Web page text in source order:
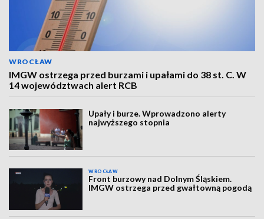
WROCŁAW
IMGW ostrzega przed burzami i upałami do 38 st. C. W
14 województwach alert RCB
Upały i burze. Wprowadzono alerty
najwyższego stopnia
WROCŁAW
Front burzowy nad Dolnym Śląskiem.
IMGW ostrzega przed gwałtowną pogodą